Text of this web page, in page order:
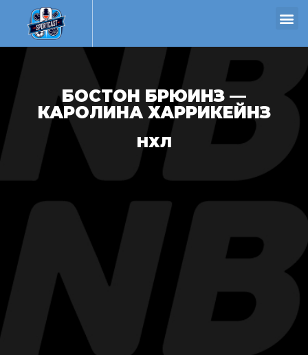
БОСТОН БРЮИНЗ —
КАРОЛИНА ХАРРИКЕЙНЗ
НХЛ